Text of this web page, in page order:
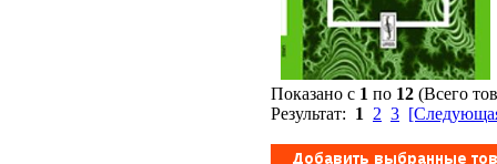
Показано с 1 по 12 (Всего
Результат: 1 2 3